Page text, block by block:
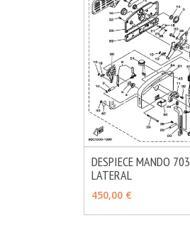
VER OPCIONES
DESPIECE MANDO 703
LATERAL
450,00 €